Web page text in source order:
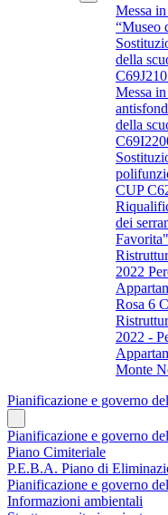
Messa
“Museo
della
Messa
della
CUP
dei
2022
Rosa 6
2022 -
Monte
Pianificazione e governo
Pianificazione e governo
Piano Cimiteriale
P.E.B.A. Piano di
Pianificazione e governo
Informazioni ambientali